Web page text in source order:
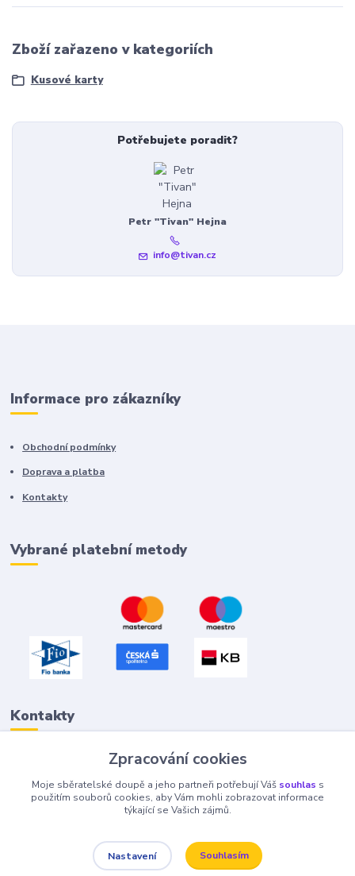
Zboží zařazeno v kategoriích
Kusové karty
Potřebujete poradit?
Petr "Tivan" Hejna
info@tivan.cz
Informace pro zákazníky
Obchodní podmínky
Doprava a platba
Kontakty
Vybrané platební metody
Kontakty
info@tivan.cz
Zpracování cookies
Moje sběratelské doupě a jeho partneři potřebují Váš souhlas s
použitím souborů cookies, aby Vám mohli zobrazovat informace
týkající se Vašich zájmů.
Nastavení Souhlasím